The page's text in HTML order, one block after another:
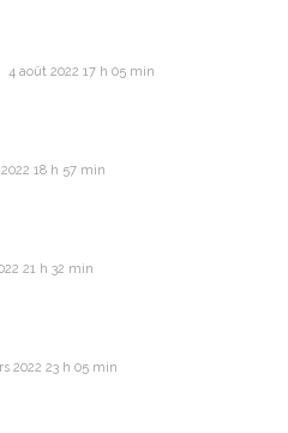
4 août 2022 17 h 05 min
18 h 57 min
21 h 32 min
2022 23 h 05 min